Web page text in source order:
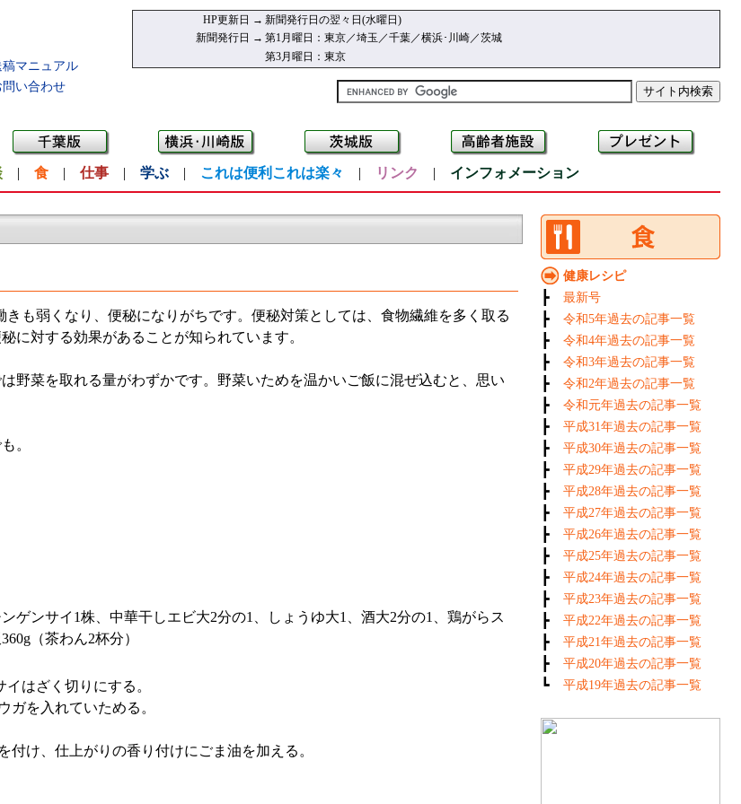
稿マニュアル
問い合わせ
HP更新日 → 新聞発行日の翌々日(水曜日)
新聞発行日 → 第1月曜日：東京／埼玉／千葉／横浜･川崎／茨城
第3月曜日：東京
| 食 | 仕事 | 学ぶ | これは便利これは楽々 | リンク | インフォメーション
も弱くなり、便秘になりがちです。便秘対策としては、食物繊維を多く取る
に対する効果があることが知られています。
菜を取れる量がわずかです。野菜いためを温かいご飯に混ぜ込むと、思い
。
ゲンサイ1株、中華干しエビ大2分の1、しょうゆ大1、酒大2分の1、鶏がらス
（茶わん2杯分）
はざく切りにする。
ガを入れていためる。
け、仕上がりの香り付けにごま油を加える。
健康レシピ
┣ 最新号
┣ 令和5年過去の記事一覧
┣ 令和4年過去の記事一覧
┣ 令和3年過去の記事一覧
┣ 令和2年過去の記事一覧
┣ 令和元年過去の記事一覧
┣ 平成31年過去の記事一覧
┣ 平成30年過去の記事一覧
┣ 平成29年過去の記事一覧
┣ 平成28年過去の記事一覧
┣ 平成27年過去の記事一覧
┣ 平成26年過去の記事一覧
┣ 平成25年過去の記事一覧
┣ 平成24年過去の記事一覧
┣ 平成23年過去の記事一覧
┣ 平成22年過去の記事一覧
┣ 平成21年過去の記事一覧
┣ 平成20年過去の記事一覧
┗ 平成19年過去の記事一覧